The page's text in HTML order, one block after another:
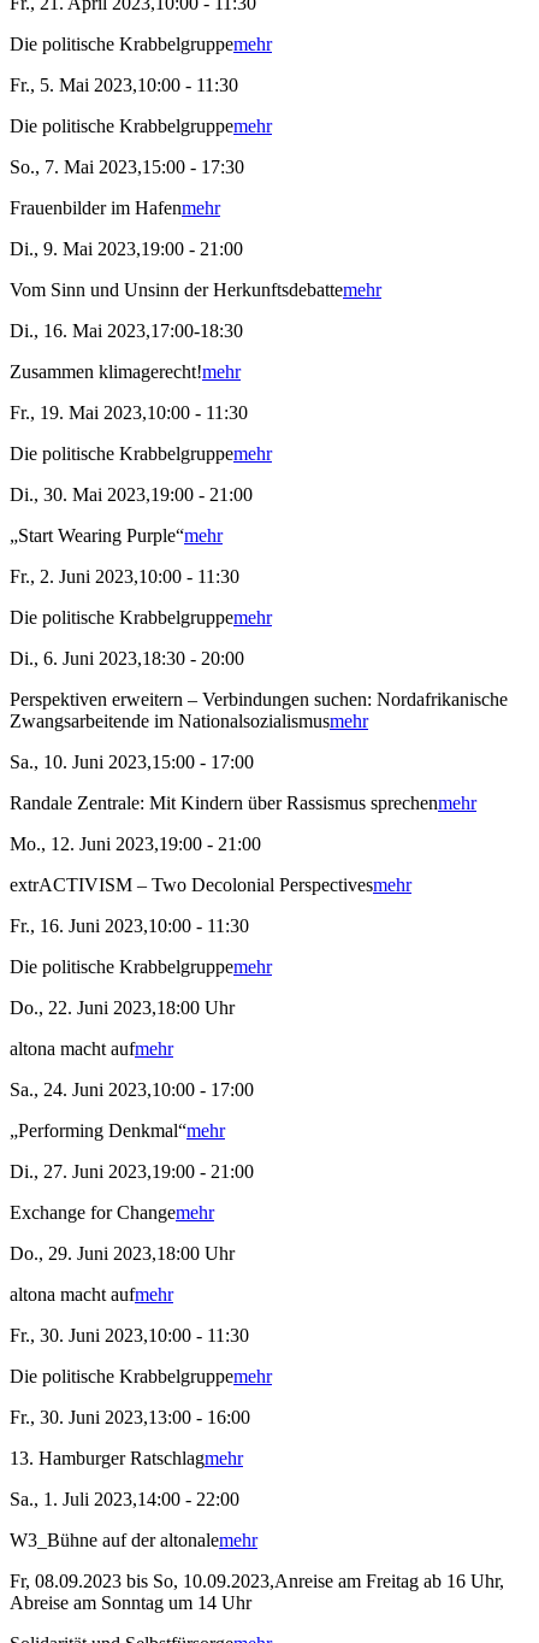
Die politische Krabbelgruppemehr
Fr., 5. Mai 2023,10:00 - 11:30
Die politische Krabbelgruppemehr
So., 7. Mai 2023,15:00 - 17:30
Frauenbilder im Hafenmehr
Di., 9. Mai 2023,19:00 - 21:00
Vom Sinn und Unsinn der Herkunftsdebattemehr
Di., 16. Mai 2023,17:00-18:30
Zusammen klimagerecht!mehr
Fr., 19. Mai 2023,10:00 - 11:30
Die politische Krabbelgruppemehr
Di., 30. Mai 2023,19:00 - 21:00
„Start Wearing Purple“mehr
Fr., 2. Juni 2023,10:00 - 11:30
Die politische Krabbelgruppemehr
Di., 6. Juni 2023,18:30 - 20:00
Perspektiven erweitern – Verbindungen suchen: Nordafrikanische
Zwangsarbeitende im Nationalsozialismusmehr
Sa., 10. Juni 2023,15:00 - 17:00
Randale Zentrale: Mit Kindern über Rassismus sprechenmehr
Mo., 12. Juni 2023,19:00 - 21:00
extrACTIVISM – Two Decolonial Perspectivesmehr
Fr., 16. Juni 2023,10:00 - 11:30
Die politische Krabbelgruppemehr
Do., 22. Juni 2023,18:00 Uhr
altona macht aufmehr
Sa., 24. Juni 2023,10:00 - 17:00
„Performing Denkmal“mehr
Di., 27. Juni 2023,19:00 - 21:00
Exchange for Changemehr
Do., 29. Juni 2023,18:00 Uhr
altona macht aufmehr
Fr., 30. Juni 2023,10:00 - 11:30
Die politische Krabbelgruppemehr
Fr., 30. Juni 2023,13:00 - 16:00
13. Hamburger Ratschlagmehr
Sa., 1. Juli 2023,14:00 - 22:00
W3_Bühne auf der altonalemehr
Fr, 08.09.2023 bis So, 10.09.2023,Anreise am Freitag ab 16 Uhr,
Abreise am Sonntag um 14 Uhr